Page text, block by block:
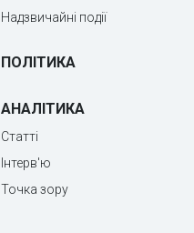
Надзвичайні події
ПОЛІТИКА
АНАЛІТИКА
Статті
Інтерв'ю
Точка зору